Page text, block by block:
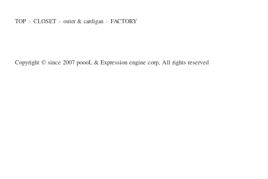
TOP > CLOSET > outer & cardigan > FACTORY
Copyright © since 2007 poooL & Expression engine corp, All rights reserved